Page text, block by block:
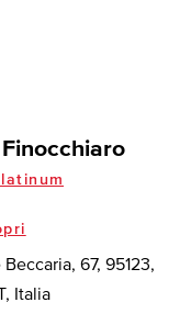
67, 95123,
Italia